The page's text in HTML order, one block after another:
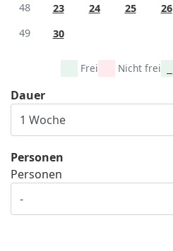
48
23 24 25 26
49
30
Frei Nicht frei
Dauer
Personen
Personen